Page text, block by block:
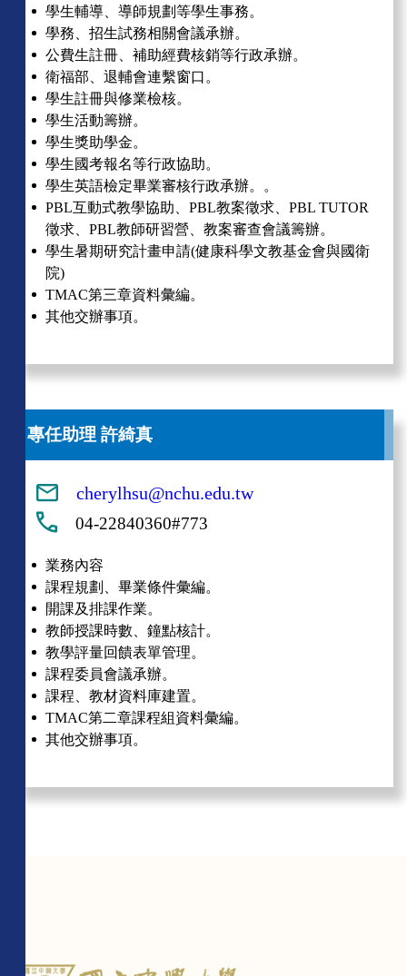
學生輔導、導師規劃等學生事務。
學務、招生試務相關會議承辦。
公費生註冊、補助經費核銷等行政承辦。
衛福部、退輔會連繫窗口。
學生註冊與修業檢核。
學生活動籌辦。
學生獎助學金。
學生國考報名等行政協助。
學生英語檢定畢業審核行政承辦。。
PBL互動式教學協助、 PBL教案徵求、 PBL TUTOR
徵求、 PBL教師研習營、教案審查會議籌辦。
學生暑期研究計畫申請(健康科學文教基金會與國衛
院)
TMAC第三章資料彙編。
其他交辦事項。
專任助理 許綺真
cherylhsu@nchu.edu.tw
04-22840360#773
業務內容
課程規劃、畢業條件彙編。
開課及排課作業。
教師授課時數、鐘點核計。
教學評量回饋表單管理。
課程委員會議承辦。
課程、教材資料庫建置。
TMAC第二章課程組資料彙編。
其他交辦事項。